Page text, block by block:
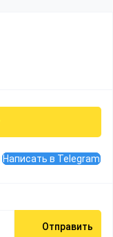
Написать в Telegram
Отправить